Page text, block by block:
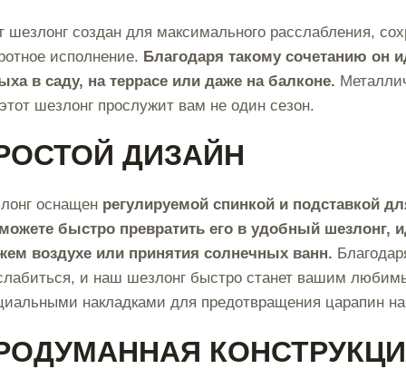
шезлонг создан для максимального расслабления,
исполнение. Благодаря такому сочетанию он
в саду, на террасе или даже на балконе.
шезлонг прослужит вам не один сезон.
ДИЗАЙН
оснащен регулируемой спинкой и подставкой
быстро превратить его в удобный шезлонг,
воздухе или принятия солнечных ванн.
и наш шезлонг быстро станет вашим
накладками для предотвращения царапин на